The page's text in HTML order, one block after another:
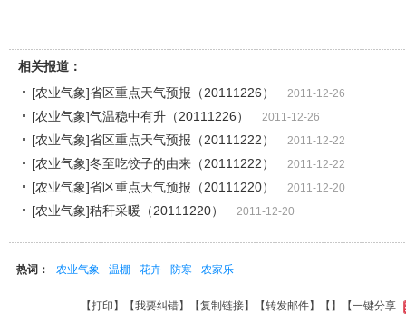
相关报道：
[农业气象]省区重点天气预报（20111226）
2011-12-26
[农业气象]气温稳中有升（20111226） 2011-12-26
[农业气象]省区重点天气预报（20111222） 2011-12-22
[农业气象]冬至吃饺子的由来（20111222） 2011-12-22
[农业气象]省区重点天气预报（20111220） 2011-12-20
[农业气象]秸秆采暖（20111220） 2011-12-20
热词： 农业气象 温棚 花卉 防寒 农家乐
【打印 】【我要纠错】【复制链接】【转发邮件】【 】 【一键分享